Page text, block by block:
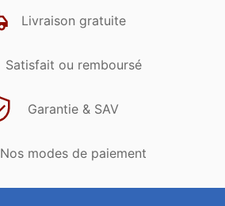
Livraison gratuite
Satisfait ou remboursé
Garantie & SAV
Nos modes de paiement